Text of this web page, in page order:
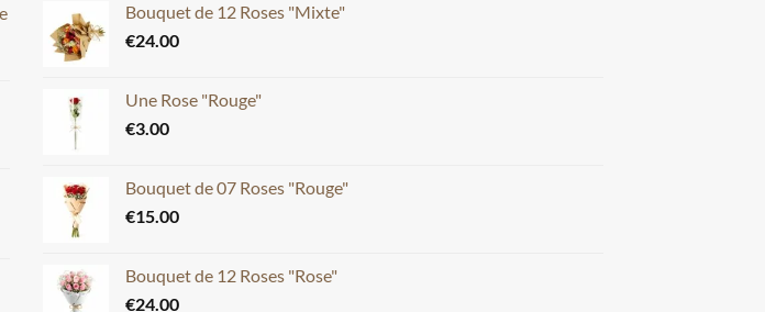
Bouquet de 12 Roses "Mixte"
€24.00
Une Rose "Rouge"
€3.00
Bouquet de 07 Roses "Rouge"
€15.00
Bouquet de 12 Roses "Rose"
€24.00